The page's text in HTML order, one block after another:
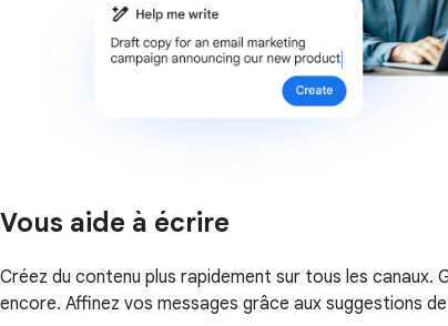
Vous aide à écrire
Créez du contenu plus rapidement sur tous les
encore. Affinez vos messages grâce aux suggestions